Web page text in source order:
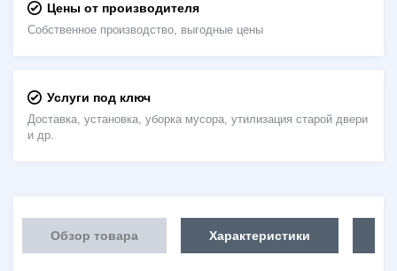
Цены от производителя
Собственное производство, выгодные цены
Услуги под ключ
Доставка, установка, уборка мусора, утилизация старой двери
и др.
Обзор товара Характеристики